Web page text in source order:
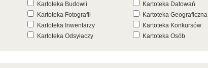
Kartoteka Budowli
Kartoteka Datowań
Kartoteka Fotografii
Kartoteka Geograficzna
Kartoteka Inwentarzy
Kartoteka Konkursów
Kartoteka Odsyłaczy
Kartoteka Osób